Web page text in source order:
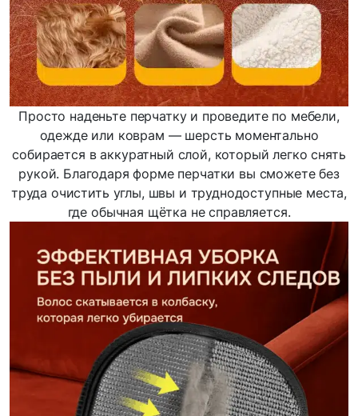
Просто наденьте перчатку и проведите по мебели,
одежде или коврам — шерсть моментально
собирается в аккуратный слой, который легко снять
рукой. Благодаря форме перчатки вы сможете без
труда очистить углы, швы и труднодоступные места,
где обычная щётка не справляется.